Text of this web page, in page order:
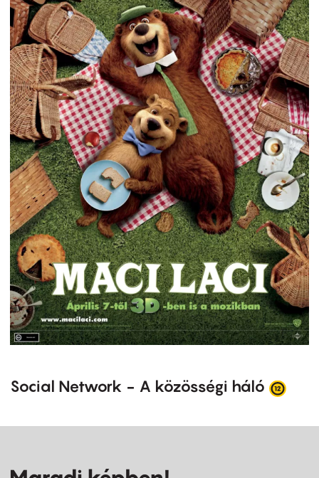
Social Network - A közösségi háló